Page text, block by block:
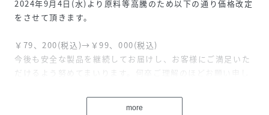
2024年9月4日(水)より原料等高騰のため以下の通り価格改定
をさせて頂きます。
￥79、200(税込)→￥99、000(税込)
今後も安全な製品を継続してお届けし、お客様にご満足いた
だけるよう努めてまいります。何卒ご理解のほどお願い申し
【FARO/ファーロ】Calma Tote Large
more